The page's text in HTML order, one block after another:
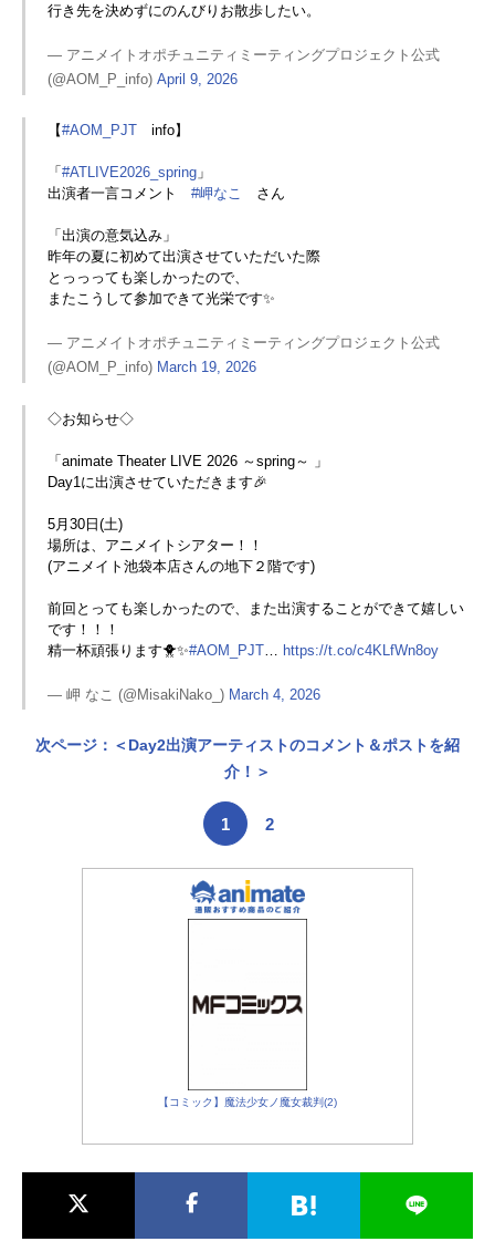
行き先を決めずにのんびりお散歩したい。
— アニメイトオポチュニティミーティングプロジェクト公式
(@AOM_P_info) April 9, 2026
【#AOM_PJTinfo】
「 #ATLIVE2026_spring」
出演者一言コメント #岬なこ さん
「出演の意気込み」
昨年の夏に初めて出演させていただいた際
とっっっても楽しかったので、
またこうして参加できて光栄です✨
— アニメイトオポチュニティミーティングプロジェクト公式
(@AOM_P_info) March 19, 2026
◇お知らせ◇
「animate Theater LIVE 2026 ～spring～ 」
Day1に出演させていただきます🎉
5月30日(土)
場所は、アニメイトシアター！！
(アニメイト池袋本店さんの地下２階です)
前回とっても楽しかったので、また出演することができて嬉しい
です！！！
精一杯頑張ります🐥✨#AOM_PJT… https://t.co/c4KLfWn8oy
— 岬 なこ (@MisakiNako_) March 4, 2026
次ページ：＜Day2出演アーティストのコメント＆ポストを紹
介！＞
1 2
【コミック】魔法少女ノ魔女裁判(2)